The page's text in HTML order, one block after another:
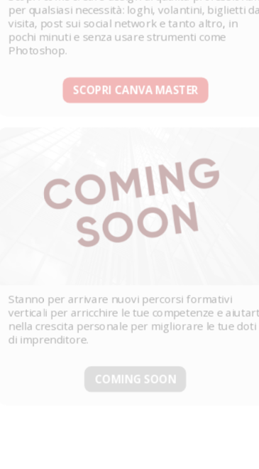
per qualsiasi necessità: loghi, volantini, biglietti da
visita, post sui social network e tanto altro, in
pochi minuti e senza usare strumenti come
Photoshop.
SCOPRI CANVA MASTER
Stanno per arrivare nuovi percorsi formativi
verticali per arricchire le tue competenze e
nella crescita personale per migliorare le tue doti
di imprenditore.
COMING SOON